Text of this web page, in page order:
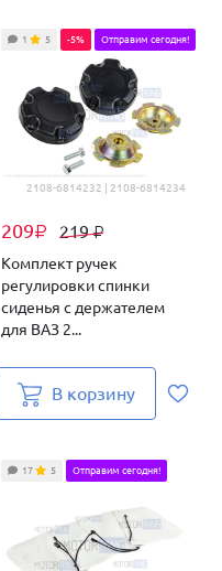
2108-6814232 | 2108-6814234
209₽ 219₽
1 5 -5% Отправим сегодня!
Комплект ручек
регулировки спинки
сиденья с держателем
для ВАЗ 2...
В корзину
17 5 Отправим сегодня!